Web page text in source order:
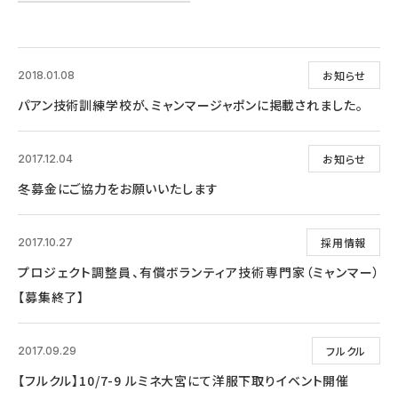
お知らせ
2018.01.08
パアン技術訓練学校が、ミャンマージャポンに掲載されました。
お知らせ
2017.12.04
冬募金にご協力をお願いいたします
採用情報
2017.10.27
プロジェクト調整員、有償ボランティア技術専門家（ミャンマー）
【募集終了】
フルクル
2017.09.29
【フルクル】10/7-9 ルミネ大宮にて洋服下取りイベント開催